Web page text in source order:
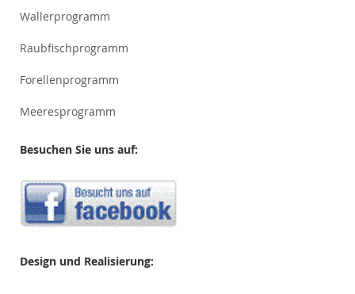
Wallerprogramm
Raubfischprogramm
Forellenprogramm
Meeresprogramm
Besuchen Sie uns auf:
Design und Realisierung: